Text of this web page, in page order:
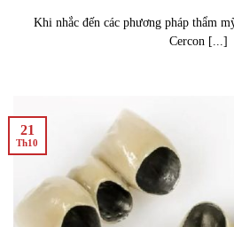
Khi nhắc đến các phương pháp thẩm
Cercon [...]
21
Th10